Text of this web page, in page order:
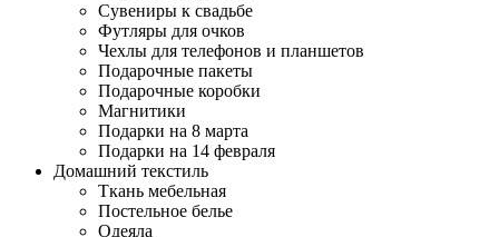
Сувениры к свадьбе
Футляры для очков
Чехлы для телефонов и планшетов
Подарочные пакеты
Подарочные коробки
Магнитики
Подарки на 8 марта
Подарки на 14 февраля
Домашний текстиль
Ткань мебельная
Постельное белье
Одеяла